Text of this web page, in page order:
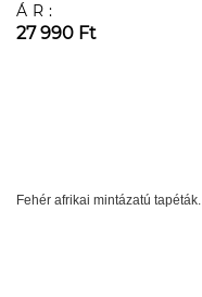
ÁR:
27 990 Ft
Fehér afrikai mintázatú tapéták.